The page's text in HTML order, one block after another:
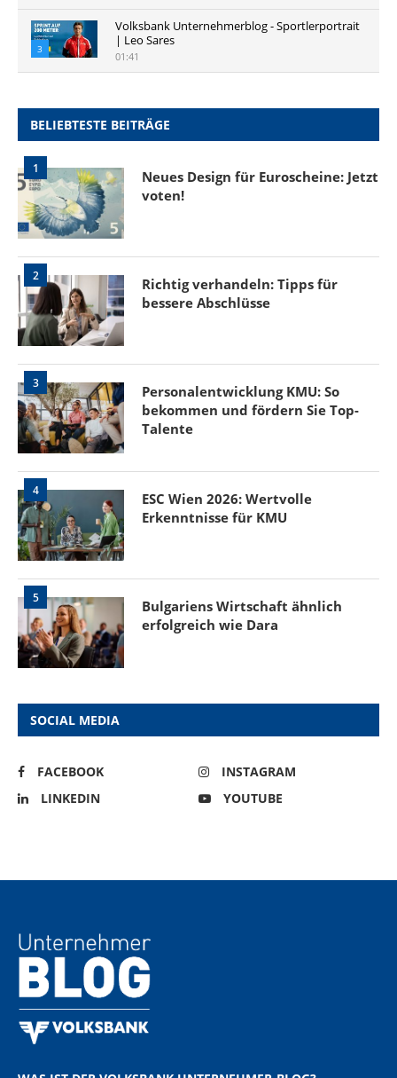
3
Volksbank Unternehmerblog - Sportlerportrait
| Leo Sares
01:41
BELIEBTESTE BEITRÄGE
1
Neues Design für Euroscheine: Jetzt
voten!
2
Richtig verhandeln: Tipps für
bessere Abschlüsse
3
Personalentwicklung KMU: So
bekommen und fördern Sie Top-
Talente
4
ESC Wien 2026: Wertvolle
Erkenntnisse für KMU
5
Bulgariens Wirtschaft ähnlich
erfolgreich wie Dara
SOCIAL MEDIA
FACEBOOK
INSTAGRAM
LINKEDIN
YOUTUBE